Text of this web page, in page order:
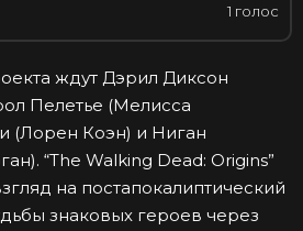
1 голос
ждут Дэрил Диксон
Пелетье (Мелисса
(Лорен Коэн) и Ниган
“The Walking Dead: Origins”
на постапокалиптический
знаковых героев через